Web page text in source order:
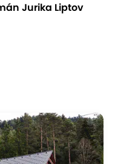
Jurika Liptov